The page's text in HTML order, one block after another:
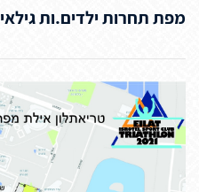
מפת תחרות ילדים.ות גילאי 10-11